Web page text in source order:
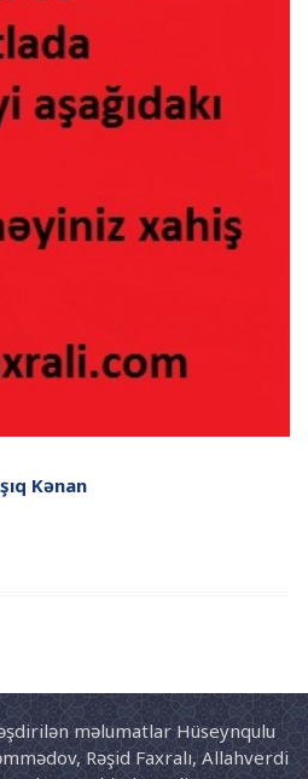
Kənan
məlumatlar Hüseynqulu
Rəşid Faxralı, Allahverdi